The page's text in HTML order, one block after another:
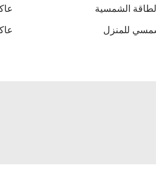
الشمسية
للمنزل